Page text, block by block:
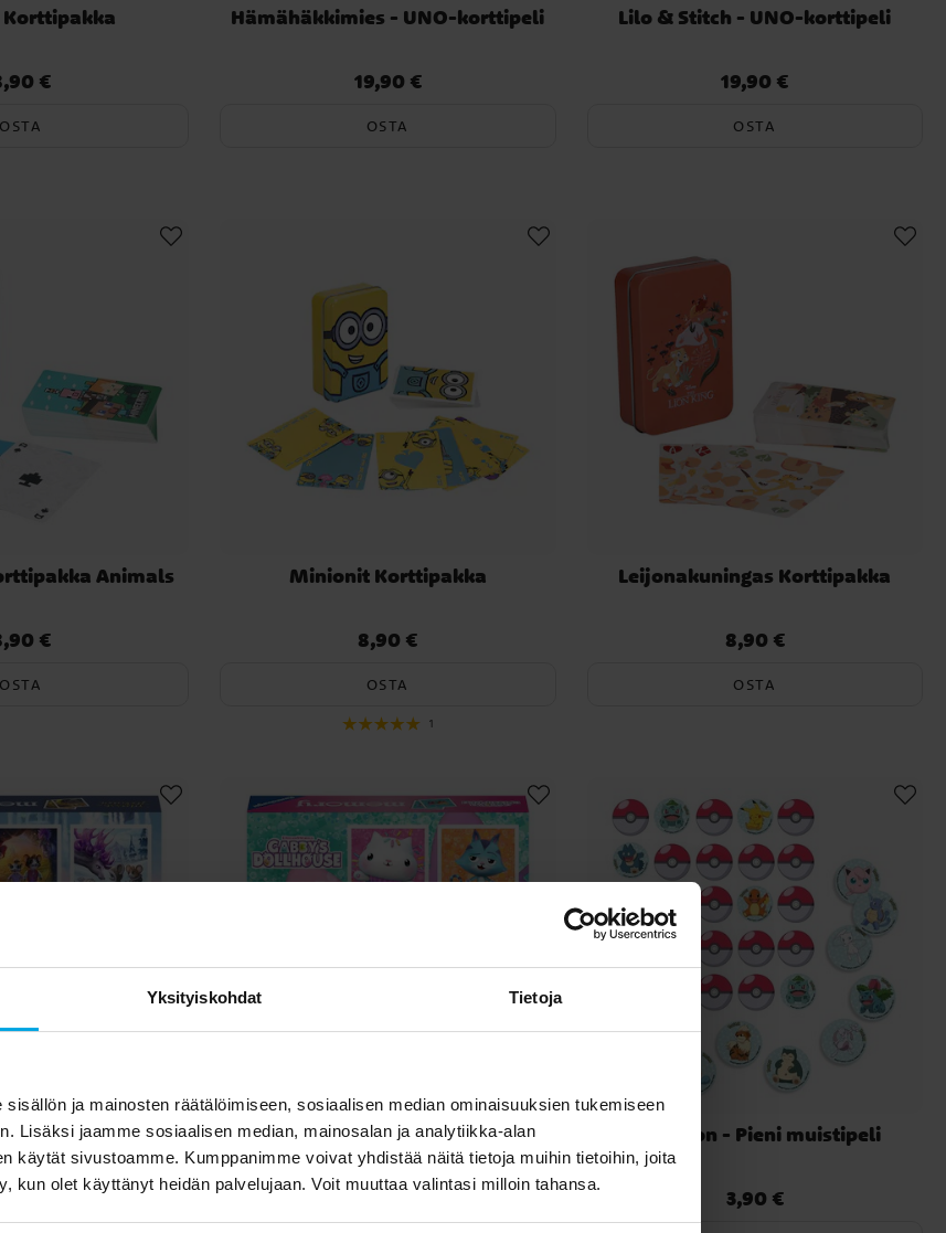
Yksityiskohdat Tietoja
ja mainosten räätälöimiseen, sosiaalisen median ominaisuuksien tukemiseen
Lisäksi jaamme sosiaalisen median, mainosalan ja analytiikka-alan
käytät sivustoamme. Kumppanimme voivat yhdistää näitä tietoja muihin tietoihin, joita
kun olet käyttänyt heidän palvelujaan. Voit muuttaa valintasi milloin tahansa.
:8,90 €
€
OSTA
Hämähäkkimies - UNO-korttipeli
Hinta:19,90 €
19,90 €
OSTA
Lilo & Stitch - UNO-korttipeli
Hinta:19,90 €
19,90 €
OSTA
Animals
:8,90 €
€
OSTA
Minionit Korttipakka
Hinta:8,90 €
8,90 €
OSTA
1
Leijonakuningas Korttipakka
Hinta:8,90 €
8,90 €
OSTA
Memory
:17,90 €
€
Gabby's Dollhouse Memory
Hinta:16,90 €
16,90 €
Pokémon - Pieni muistipeli
Hinta:3,90 €
3,90 €